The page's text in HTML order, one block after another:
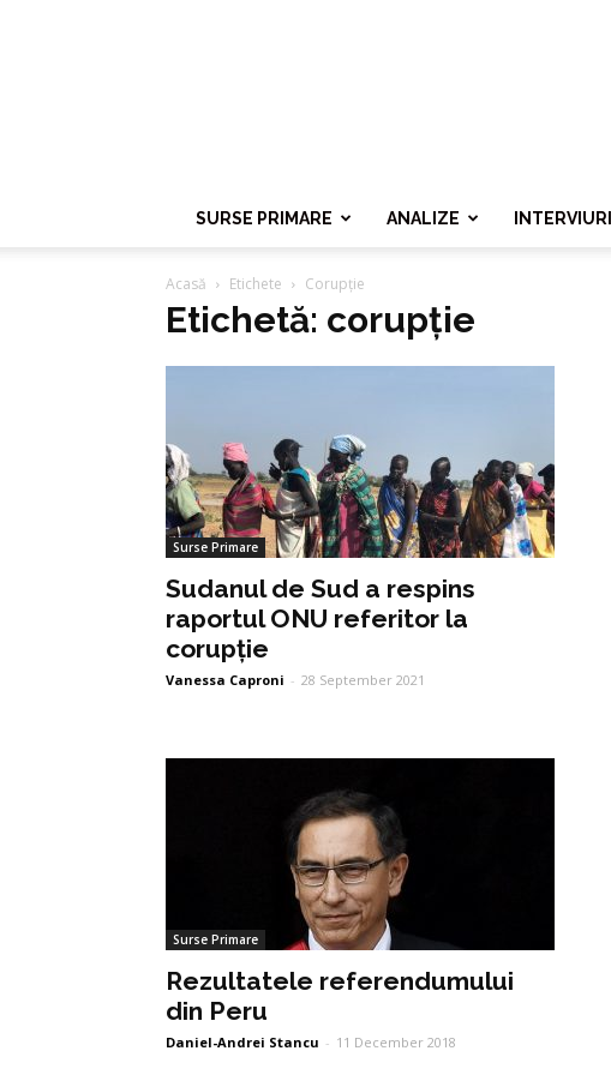
SURSE PRIMARE ANALIZE INTERVIURI
Acasă Etichete Corupție
Etichetă: corupție
Surse Primare
Sudanul de Sud a respins
raportul ONU referitor la
corupție
Vanessa Caproni - 28 September 2021
Surse Primare
Rezultatele referendumului
din Peru
Daniel-Andrei Stancu - 11 December 2018